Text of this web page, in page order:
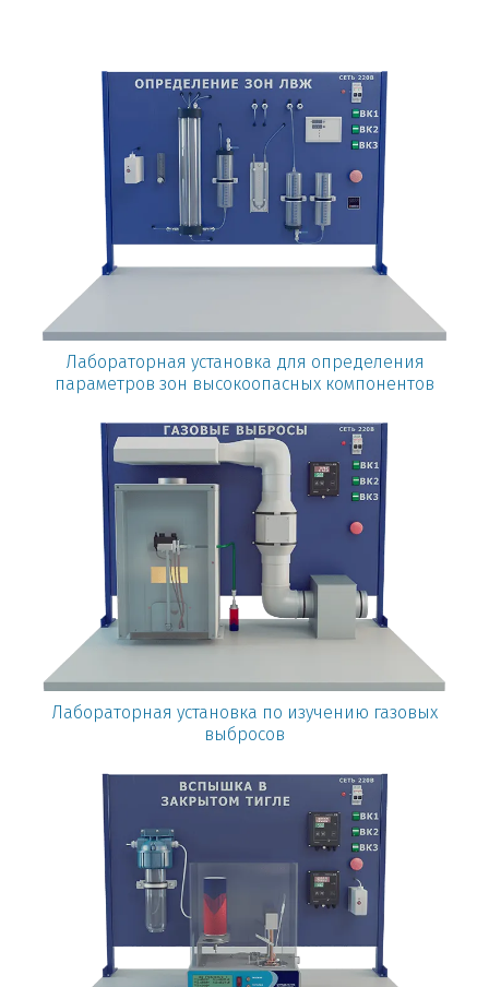
Лабораторная установка для определения
параметров зон высокоопасных компонентов
Лабораторная установка по изучению газовых
выбросов